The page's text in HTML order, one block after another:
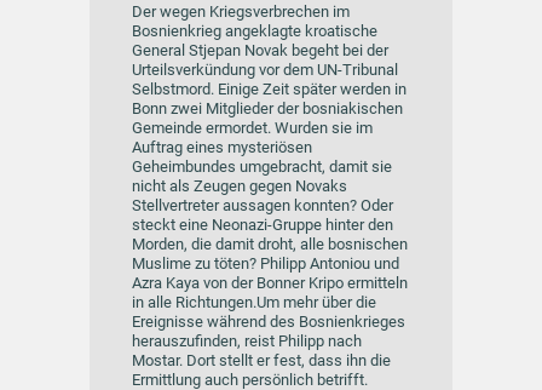
Der wegen Kriegsverbrechen im
Bosnienkrieg angeklagte kroatische
General Stjepan Novak begeht bei der
Urteilsverkündung vor dem UN-Tribunal
Selbstmord. Einige Zeit später werden in
Bonn zwei Mitglieder der bosniakischen
Gemeinde ermordet. Wurden sie im
Auftrag eines mysteriösen
Geheimbundes umgebracht, damit sie
nicht als Zeugen gegen Novaks
Stellvertreter aussagen konnten? Oder
steckt eine Neonazi-Gruppe hinter den
Morden, die damit droht, alle bosnischen
Muslime zu töten? Philipp Antoniou und
Azra Kaya von der Bonner Kripo ermitteln
in alle Richtungen.Um mehr über die
Ereignisse während des Bosnienkrieges
herauszufinden, reist Philipp nach
Mostar. Dort stellt er fest, dass ihn die
Ermittlung auch persönlich betrifft.